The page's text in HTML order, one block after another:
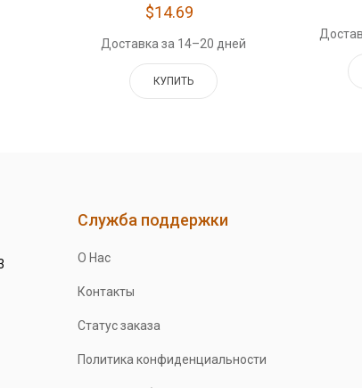
$14.69
Доставка за 14–20 дней
КУПИТЬ
Служба поддержки
О Нас
Контакты
Статус заказа
Политика конфиденциальности